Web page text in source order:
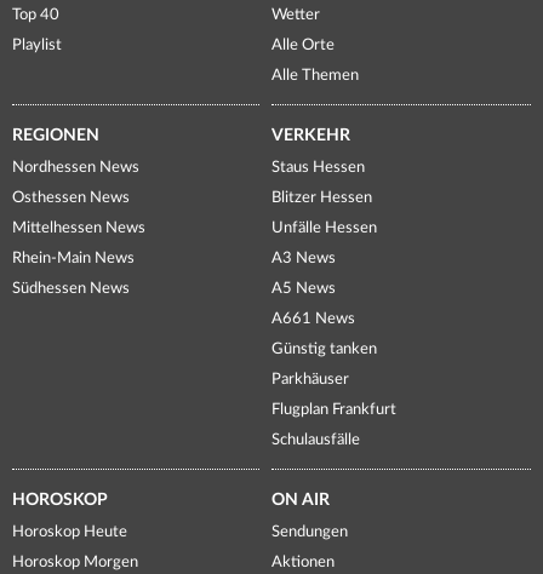
Top 40
Playlist
Wetter
Alle Orte
Alle Themen
REGIONEN
Nordhessen News
Osthessen News
Mittelhessen News
Rhein-Main News
Südhessen News
VERKEHR
Staus Hessen
Blitzer Hessen
Unfälle Hessen
A3 News
A5 News
A661 News
Günstig tanken
Parkhäuser
Flugplan Frankfurt
Schulausfälle
HOROSKOP
Horoskop Heute
Horoskop Morgen
ON AIR
Sendungen
Aktionen